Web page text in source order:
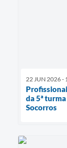
22 JUN 2026 -
da 5ª
Socorros